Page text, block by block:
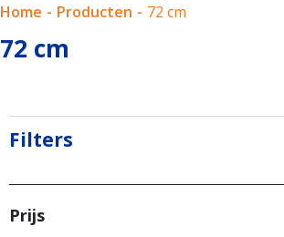
Home - Producten - 72 cm
72 cm
Filters
Prijs